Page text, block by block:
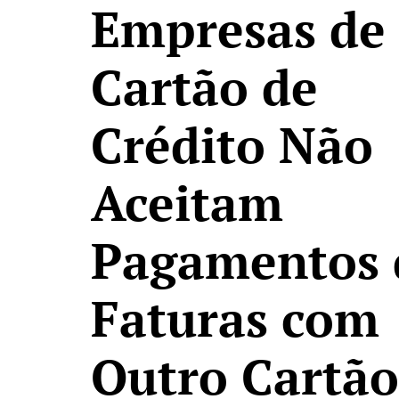
Empresas de
Cartão de
Crédito Não
Aceitam
Pagamentos
Faturas com
Outro